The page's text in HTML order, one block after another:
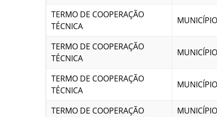
TERMO DE COOPERAÇÃO
TÉCNICA
TERMO DE COOPERAÇÃO
TÉCNICA
TERMO DE COOPERAÇÃO
TÉCNICA
TERMO DE COOPERAÇÃO